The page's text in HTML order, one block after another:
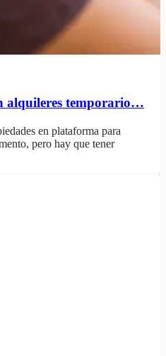
alquileres temporario…
en plataforma para
pero hay que tener